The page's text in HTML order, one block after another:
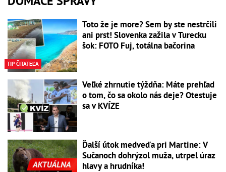
TIP ČITATEĽA
Toto že je more? Sem by ste nestrčili
ani prst! Slovenka zažila v Turecku
šok: FOTO Fuj, totálna bačorina
Veľké zhrnutie týždňa: Máte prehľad
o tom, čo sa okolo nás deje? Otestuje
sa v KVÍZE
Ďalší útok medveďa pri Martine: V
Sučanoch dohrýzol muža, utrpel úraz
hlavy a hrudníka!